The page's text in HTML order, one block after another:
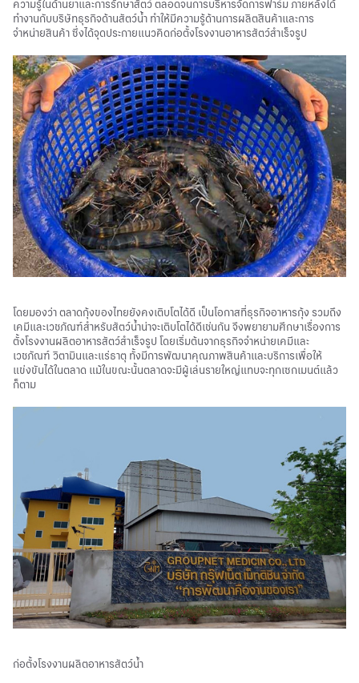
ความรู้ในด้านยาและการรักษาสัตว์ ตลอดจนการบริหารจัดการฟาร์ม ภายหลังได้
ทำงานกับบริษัทธุรกิจด้านสัตว์น้ำ ทำให้มีความรู้ด้านการผลิตสินค้าและการ
จำหน่ายสินค้า ซึ่งได้จุดประกายแนวคิดก่อตั้งโรงงานอาหารสัตว์สำเร็จรูป
โดยมองว่า ตลาดกุ้งของไทยยังคงเติบโตได้ดี เป็นโอกาสที่ธุรกิจอาหารกุ้ง รวมถึง
เคมีและเวชภัณฑ์สำหรับสัตว์น้ำน่าจะเติบโตได้ดีเช่นกัน จึงพยายามศึกษาเรื่องการ
ตั้งโรงงานผลิตอาหารสัตว์สำเร็จรูป โดยเริ่มต้นจากธุรกิจจำหน่ายเคมีและ
เวชภัณฑ์ วิตามินและแร่ธาตุ ทั้งมีการพัฒนาคุณภาพสินค้าและบริการเพื่อให้
แข่งขันได้ในตลาด แม้ในขณะนั้นตลาดจะมีผู้เล่นรายใหญ่แทบจะทุกเซกเมนต์แล้ว
ก็ตาม
ก่อตั้งโรงงานผลิตอาหารสัตว์น้ำ